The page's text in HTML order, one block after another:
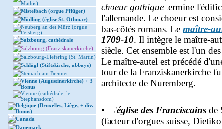
Mathis)
Mistelbach (orgue Pflüger)
Mödling (église St. Othmar)
Neuberg an der Mürz (orgue
Felsberg)
Salzbourg, cathédrale
Salzbourg (Franziskanerkirche)
Salzbourg-Liefering (St. Martin)
Schlägl (Stiftskirche, abbaye)
Steinach am Brenner
Vienne (Augustinerkirche) + 3
Bonus
Vienne (cathédrale, le
Stephansdom)
Belgique (Bruxelles, Liège, + div.
Bonus)
Canada
Danemark
choeur gothique termine
l'allemande. Le choeur est
bas-côtés romans. Le maître-
1709-10. Il intègre le maître-
siècle. Cet ensemble est l'un
Le maître-autel est précédé
tour de la Franziskanerkirche
architecte de Nuremberg.
• L'église des Franciscains de
(facteur d'orgues suisse,